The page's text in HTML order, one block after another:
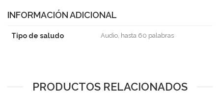
INFORMACIÓN ADICIONAL
Tipo de saludo Audio, hasta 60 palabras
PRODUCTOS RELACIONADOS